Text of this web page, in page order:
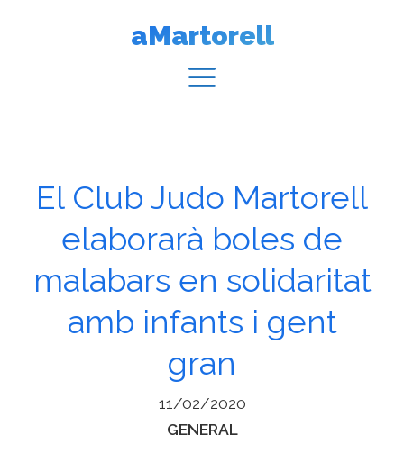
aMartorell
El Club Judo Martorell
elaborarà boles de
malabars en solidaritat
amb infants i gent
gran
11/02/2020
Categories
GENERAL